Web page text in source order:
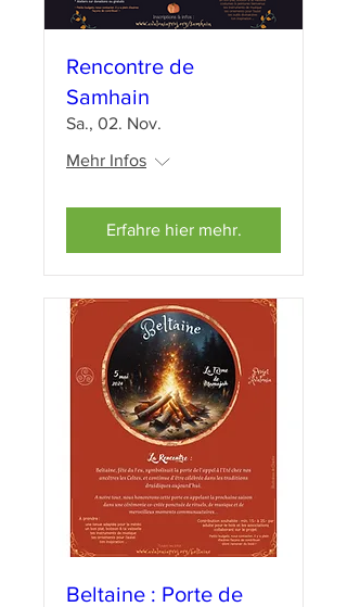
Rencontre de
Samhain
Sa., 02. Nov.
Mehr Infos
Erfahre hier mehr.
Beltaine : Porte de